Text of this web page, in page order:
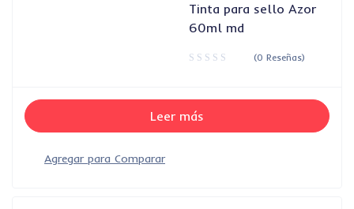
Tinta para sello Azor
60ml md
(0 Reseñas)
Leer más